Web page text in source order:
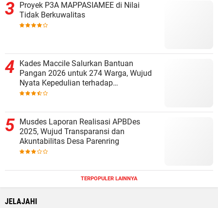
Proyek P3A MAPPASIAMEE di Nilai
Tidak Berkuwalitas
Kades Maccile Salurkan Bantuan
Pangan 2026 untuk 274 Warga, Wujud
Nyata Kepedulian terhadap
Kesejahteraan Masyarakat
Musdes Laporan Realisasi APBDes
2025, Wujud Transparansi dan
Akuntabilitas Desa Parenring
TERPOPULER LAINNYA
JELAJAHI